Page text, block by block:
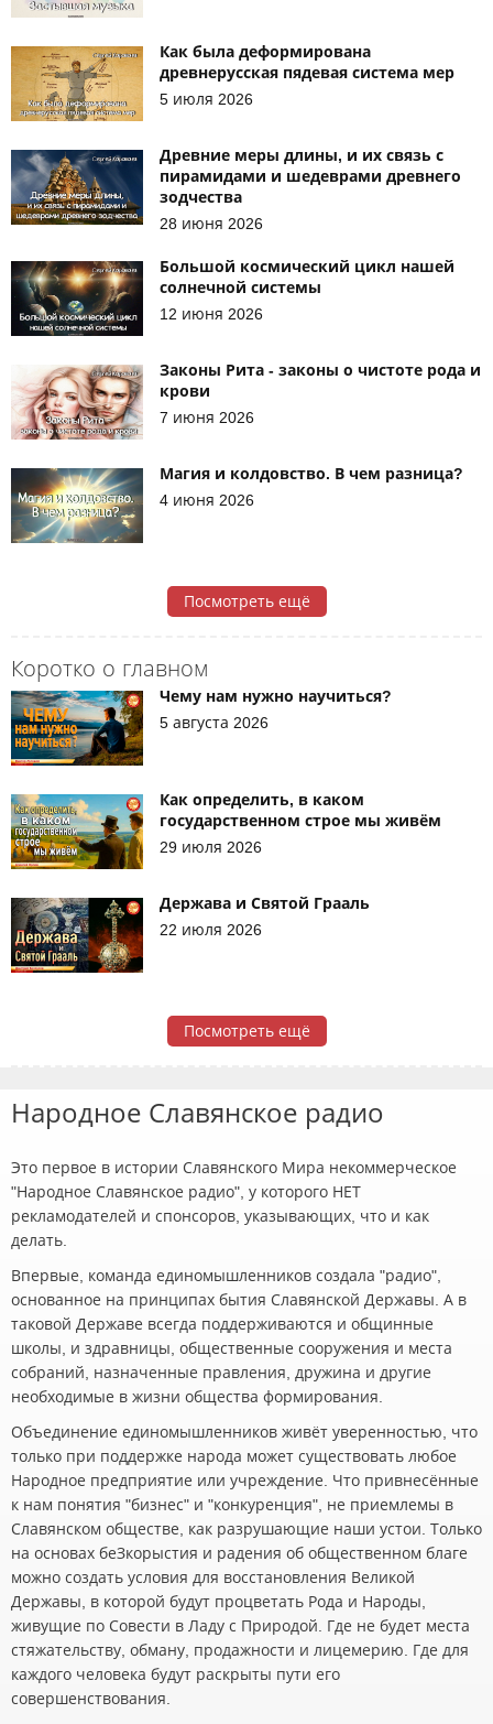
Коротко о главном
Чему нам нужно научиться?
5 августа 2026
Как определить, в каком
государственном строе мы живём
29 июля 2026
Держава и Святой Грааль
22 июля 2026
Посмотреть ещё
Как была деформирована
древнерусская пядевая система мер
5 июля 2026
Древние меры длины, и их связь с
пирамидами и шедеврами древнего
зодчества
28 июня 2026
Большой космический цикл нашей
солнечной системы
12 июня 2026
Законы Рита - законы о чистоте рода и
крови
7 июня 2026
Магия и колдовство. В чем разница?
4 июня 2026
Посмотреть ещё
Народное Славянское радио
Это первое в истории Славянского Мира некоммерческое
"Народное Славянское радио", у которого НЕТ
рекламодателей и спонсоров, указывающих, что и как
делать.
Впервые, команда единомышленников создала "радио",
основанное на принципах бытия Славянской Державы. А в
таковой Державе всегда поддерживаются и общинные
школы, и здравницы, общественные сооружения и места
собраний, назначенные правления, дружина и другие
необходимые в жизни общества формирования.
Объединение единомышленников живёт уверенностью, что
только при поддержке народа может существовать любое
Народное предприятие или учреждение. Что привнесённые
к нам понятия "бизнес" и "конкуренция", не приемлемы в
Славянском обществе, как разрушающие наши устои. Только
на основах беЗкорыстия и радения об общественном благе
можно создать условия для восстановления Великой
Державы, в которой будут процветать Рода и Народы,
живущие по Совести в Ладу с Природой. Где не будет места
стяжательству, обману, продажности и лицемерию. Где для
каждого человека будут раскрыты пути его
совершенствования.